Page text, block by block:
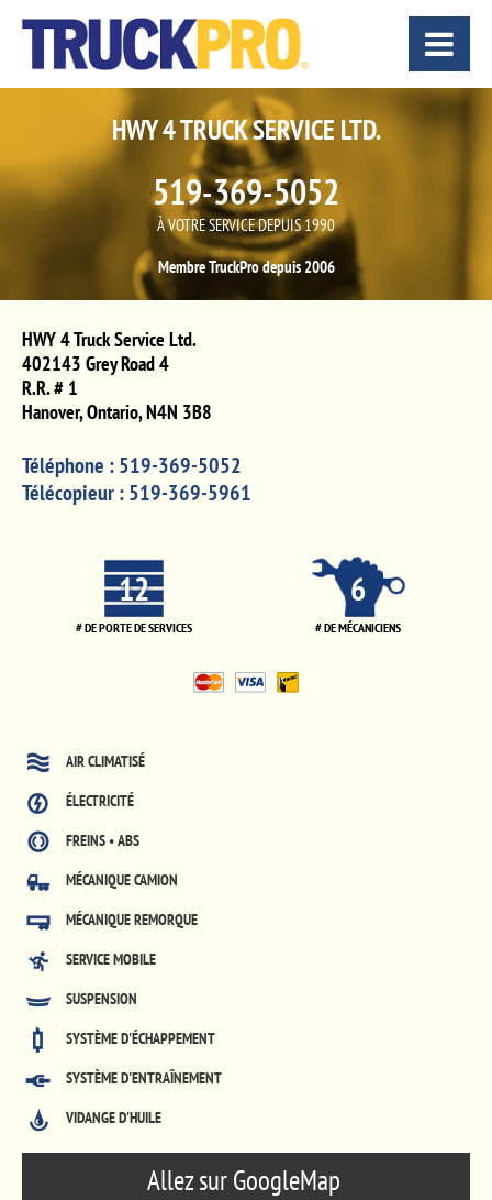
HWY 4 TRUCK SERVICE LTD.
519-369-5052
À VOTRE SERVICE DEPUIS 1990
Membre TruckPro depuis 2006
HWY 4 Truck Service Ltd.
402143 Grey Road 4
R.R. # 1
Hanover,Ontario,N4N 3B8
Téléphone :519-369-5052
Télécopieur :519-369-5961
12
# DE PORTE DE SERVICES
6
# DE MÉCANICIENS
AIR CLIMATISÉ
ÉLECTRICITÉ
FREINS • ABS
MÉCANIQUE CAMION
MÉCANIQUE REMORQUE
SERVICE MOBILE
SUSPENSION
SYSTÈME D'ÉCHAPPEMENT
SYSTÈME D'ENTRAÎNEMENT
VIDANGE D'HUILE
Allez sur GoogleMap